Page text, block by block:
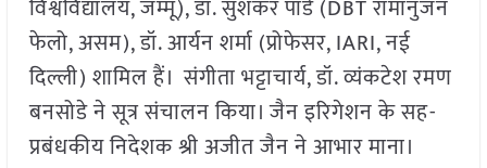
विश्वविद्यालय, जम्मू), डॉ. सुशंकर पांडे (DBT रामानुजन
फेलो, असम), डॉ. आर्यन शर्मा (प्रोफेसर, IARI, नई
दिल्ली) शामिल हैं। संगीता भट्टाचार्य, डॉ. व्यंकटेश रमण
बनसोडे ने सूत्र संचालन किया। जैन इरिगेशन के सह-
प्रबंधकीय निदेशक श्री अजीत जैन ने आभार माना।